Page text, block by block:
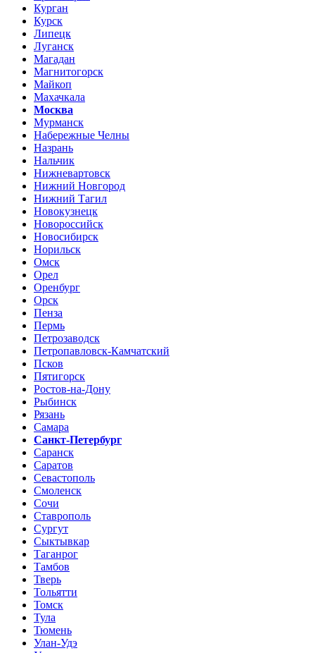
Курган
Курск
Липецк
Луганск
Магадан
Магнитогорск
Майкоп
Махачкала
Москва
Мурманск
Набережные Челны
Назрань
Нальчик
Нижневартовск
Нижний Новгород
Нижний Тагил
Новокузнецк
Новороссийск
Новосибирск
Норильск
Омск
Орел
Оренбург
Орск
Пенза
Пермь
Петрозаводск
Петропавловск-Камчатский
Псков
Пятигорск
Ростов-на-Дону
Рыбинск
Рязань
Самара
Санкт-Петербург
Саранск
Саратов
Севастополь
Смоленск
Сочи
Ставрополь
Сургут
Сыктывкар
Таганрог
Тамбов
Тверь
Тольятти
Томск
Тула
Тюмень
Улан-Удэ